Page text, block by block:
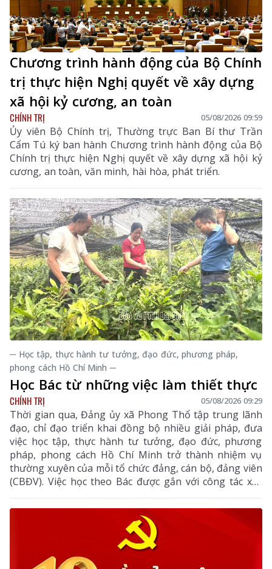
Chương trình hành động của Bộ Chính
trị thực hiện Nghị quyết về xây dựng
xã hội kỷ cương, an toàn
CHÍNH TRỊ 05/08/2026 09:59
Ủy viên Bộ Chính trị, Thường trực Ban Bí thư Trần
Cẩm Tú ký ban hành Chương trình hành động của Bộ
Chính trị thực hiện Nghị quyết về xây dựng xã hội kỷ
cương, an toàn, văn minh, hài hòa, phát triển.
─ Học tập, thực hành tư tưởng, đạo đức, phương pháp,
phong cách Hồ Chí Minh ─
Học Bác từ những việc làm thiết thực
CHÍNH TRỊ 05/08/2026 09:29
Thời gian qua, Đảng ủy xã Phong Thổ tập trung lãnh
đạo, chỉ đạo triển khai đồng bộ nhiều giải pháp, đưa
việc học tập, thực hành tư tưởng, đạo đức, phương
pháp, phong cách Hồ Chí Minh trở thành nhiệm vụ
thường xuyên của mỗi tổ chức đảng, cán bộ, đảng viên
(CBĐV). Việc học theo Bác được gắn với công tác xây
dựng Đảng, thực hiện nhiệm vụ chính trị và phục vụ
nhân dân, góp phần nâng cao năng lực lãnh đạo, sức
chiến đấu của tổ chức Đảng, thúc đẩy kinh tế - xã hội